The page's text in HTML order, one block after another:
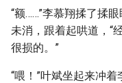
“额……”李慕翔揉了揉
未消，跟着起哄道，“
很损的。”
“喂！”叶斌坐起来冲